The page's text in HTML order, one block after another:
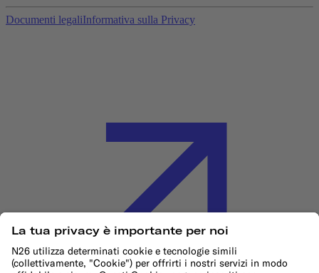
Documenti legaliInformativa sulla Privacy